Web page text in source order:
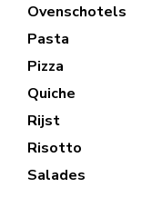
Ovenschotels
Pasta
Pizza
Quiche
Rijst
Risotto
Salades